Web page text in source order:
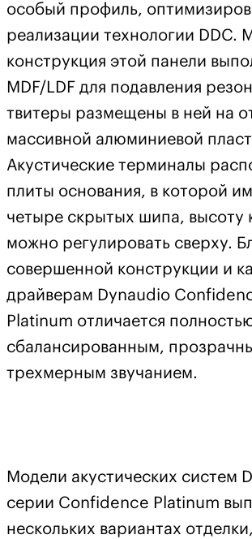
особый профиль,
реализации технологии DDC.
конструкция этой панели
MDF/LDF для подавления
твитеры размещены в ней на
массивной алюминиевой
Акустические терминалы
плиты основания, в которой
четыре скрытых шипа, высоту
можно регулировать сверху.
совершенной конструкции и
драйверам Dynaudio
Platinum отличается
сбалансированным,
трехмерным звучанием.
Модели акустических систем
серии Confidence Platinum
нескольких вариантах